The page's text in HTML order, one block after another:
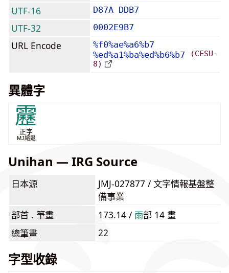
UTF-16 D87A DDB7
UTF-32 0002E9B7
URL Encode
%f0%ae%a6%b7
%ed%a1%ba%ed%b6%b7
(CESU-
8)
異體字
靂
正字
MJ縮退
Unihan — IRG Source
日本源
JMJ-027877 / 文字情報基盤整
備事業
部首 . 筆畫
173.14 / ⾬部 14 畫
總筆畫
22
字型收錄